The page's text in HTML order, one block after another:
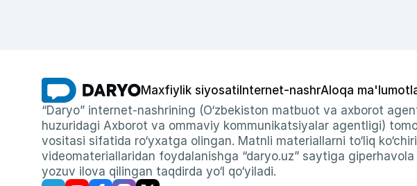
Maxfiylik siyosati Internet-nashrAloqa
“Daryo” internet-nashrining (O‘zbekiston matbuot va axborot
huzuridagi Axborot va ommaviy kommunikatsiyalar agentligi)
vositasi sifatida ro‘yxatga olingan. Matnli materiallarni to‘liq
videomateriallaridan foydalanishga “daryo.uz” saytiga
yozuv ilova qilingan taqdirda yo‘l qo‘yiladi.